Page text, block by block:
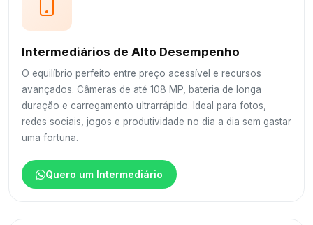
Intermediários de Alto Desempenho
O equilíbrio perfeito entre preço acessível e recursos
avançados. Câmeras de até 108 MP, bateria de longa
duração e carregamento ultrarrápido. Ideal para fotos,
redes sociais, jogos e produtividade no dia a dia sem gastar
uma fortuna.
Quero um Intermediário